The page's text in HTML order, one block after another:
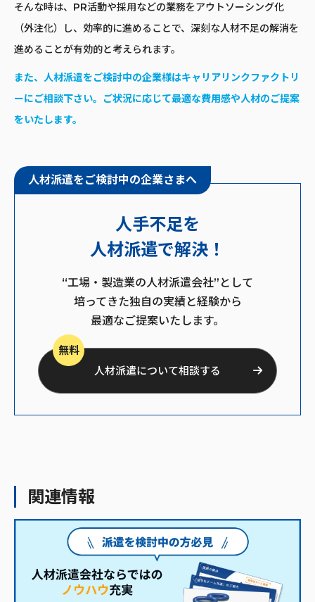
そんな時は、PR活動や採用などの業務をアウトソーシング化
（外注化）し、効率的に進めることで、深刻な人材不足の解消を
進めることが有効的と考えられます。
また、人材派遣をご検討中の企業様はキャリアリンクファクトリ
ーにご相談下さい。ご状況に応じて最適な費用感や人材のご提案
をいたします。
人材派遣をご検討中の企業さまへ
人手不足を
人材派遣で解決！
“工場・製造業の人材派遣会社”として
培ってきた独自の実績と経験から
最適なご提案いたします。
無料
人材派遣について相談する
関連情報